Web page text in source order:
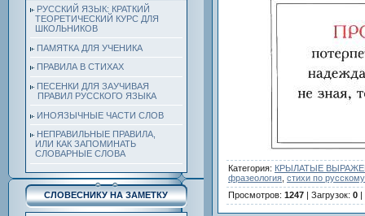
РУССКИЙ ЯЗЫК: КРАТКИЙ
ТЕОРЕТИЧЕСКИЙ КУРС ДЛЯ
ШКОЛЬНИКОВ
ПАМЯТКА ДЛЯ УЧЕНИКА
ПРАВИЛА В СТИХАХ
ПЕСЕНКИ ДЛЯ ЗАУЧИВАЯ
ПРАВИЛ РУССКОГО ЯЗЫКА
ИНОЯЗЫЧНЫЕ ЧАСТИ СЛОВ
НЕПРАВИЛЬНЫЕ ПРАВИЛА,
ИЛИ КАК ЗАПОМИНАТЬ
СЛОВАРНЫЕ СЛОВА
СЛОВЕСНИКУ НА ЗАМЕТКУ
Категория: КРЫЛАТЫЕ
фразеология стихи по
Просмотров: 1247 | Загрузок: 0 |